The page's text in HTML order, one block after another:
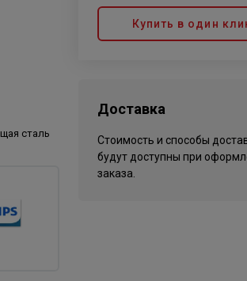
сталь
Купить в один
Доставка
Стоимость и способы
будут доступны при
заказа.